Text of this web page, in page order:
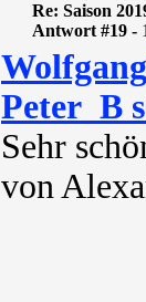
Re: Saison
Antwort #19 -
Peter_B
Sehr
von